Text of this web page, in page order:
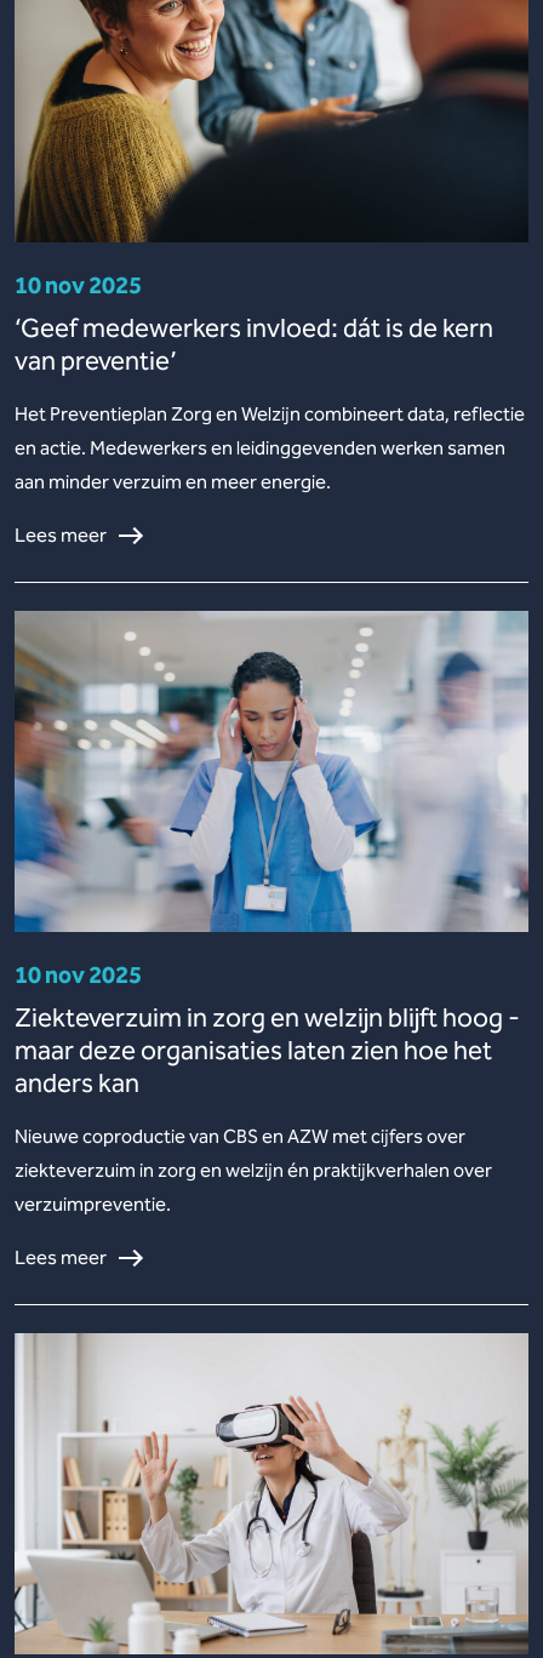
10 nov 2025
‘Geef medewerkers invloed: dát is de kern
van preventie’
Het Preventieplan Zorg en Welzijn combineert data, reflectie
en actie. Medewerkers en leidinggevenden werken samen
aan minder verzuim en meer energie.
Lees meer
10 nov 2025
Ziekteverzuim in zorg en welzijn blijft hoog -
maar deze organisaties laten zien hoe het
anders kan
Nieuwe coproductie van CBS en AZW met cijfers over
ziekteverzuim in zorg en welzijn én praktijkverhalen over
verzuimpreventie.
Lees meer